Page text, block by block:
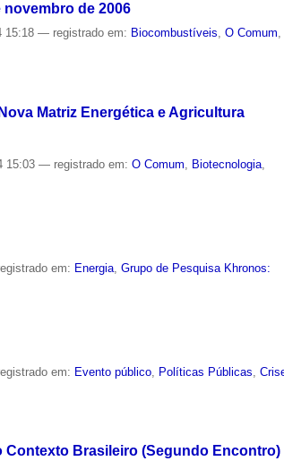
de 2006
15:18— registrado em: Biocombustíveis,O Comum,
Matriz Energética e Agricultura
15:03— registrado em:O Comum, Biotecnologia,
em: Energia ,Grupo de Pesquisa Khronos:
em: Evento público Políticas Públicas ,
Brasileiro (Segundo Encontro)